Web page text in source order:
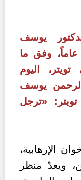
يوسف
عن عمر ناهز 96 عاماً، وفق ما
اليوم
يوسف
«ترجل
الإرهابية،
ويعدّ منظر